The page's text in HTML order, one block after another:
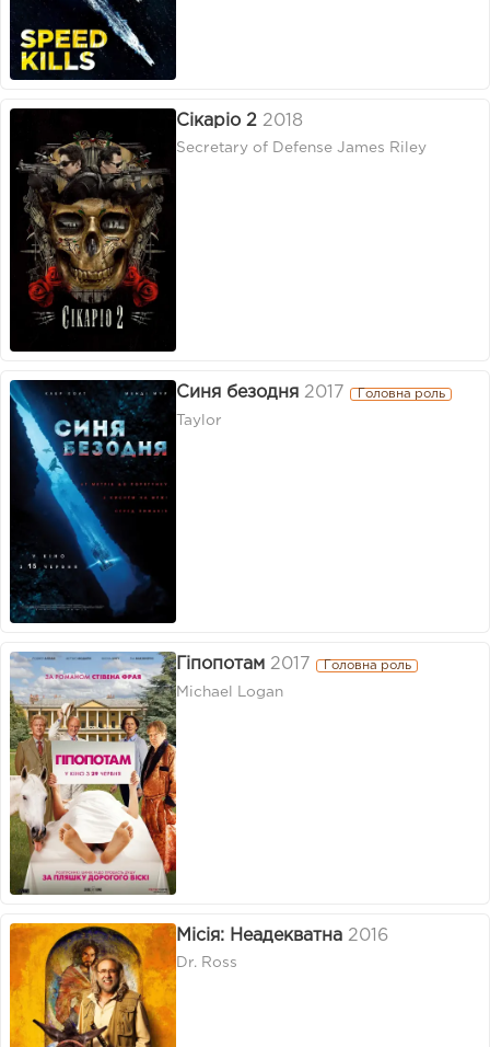
Сікаріо 2 2018
Secretary of Defense James Riley
Синя безодня 2017 Головна роль
Taylor
Гіпопотам 2017 Головна роль
Michael Logan
Місія: Неадекватна 2016
Dr. Ross